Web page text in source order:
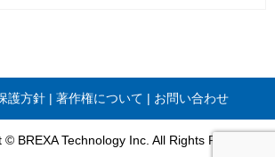
護方針 著作権について お問い合わせ
BREXA Technology Inc. All Rights Reserved.